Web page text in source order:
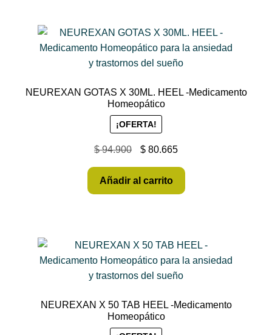
NEUREXAN GOTAS X 30ML. HEEL -Medicamento
Homeopático
¡OFERTA!
$94.900 $80.665
Añadir al carrito
NEUREXAN X 50 TAB HEEL -Medicamento
Homeopático